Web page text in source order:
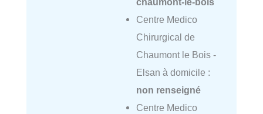
Centre Medico
Chirurgical de
Chaumont le Bois -
Elsan à domicile :
non renseigné
Centre Medico